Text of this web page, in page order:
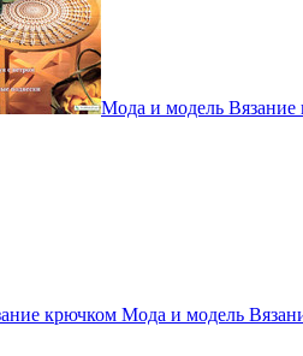
Мода и модель
крючком Мода и модель